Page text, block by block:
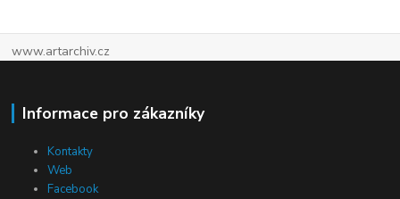
www.artarchiv.cz
Informace pro zákazníky
Kontakty
Web
Facebook